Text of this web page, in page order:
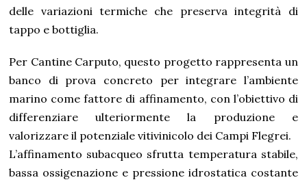
delle variazioni termiche che preserva integrità di
tappo e bottiglia.
Per Cantine Carputo, questo progetto rappresenta un
banco di prova concreto per integrare l’ambiente
marino come fattore di affinamento, con l’obiettivo di
differenziare ulteriormente la produzione e
valorizzare il potenziale vitivinicolo dei Campi Flegrei.
L’affinamento subacqueo sfrutta temperatura stabile,
bassa ossigenazione e pressione idrostatica costante